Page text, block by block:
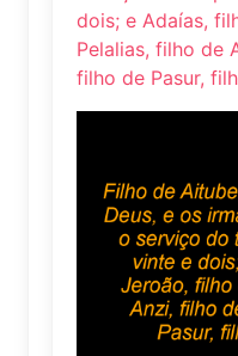
dois; e Adaías,
Pelalias, filho de
filho de Pasur,